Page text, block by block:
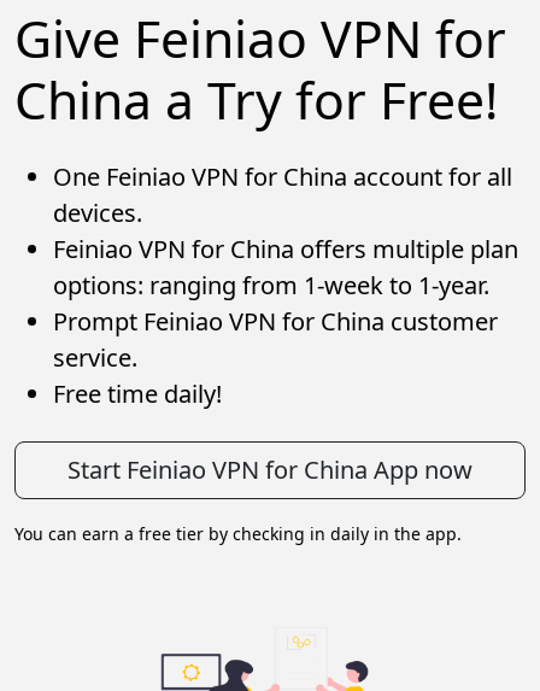
Give Feiniao VPN for
China a Try for Free!
One Feiniao VPN for China account for all
devices.
Feiniao VPN for China offers multiple plan
options: ranging from 1-week to 1-year.
Prompt Feiniao VPN for China customer
service.
Free time daily!
Start Feiniao VPN for China App now
You can earn a free tier by checking in daily in the app.